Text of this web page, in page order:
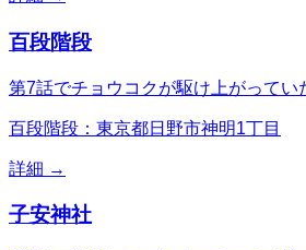
百段階段
第7話でチョウコクが駆け上がってい
百段階段：東京都日野市神明1丁目
詳細 →
子安神社